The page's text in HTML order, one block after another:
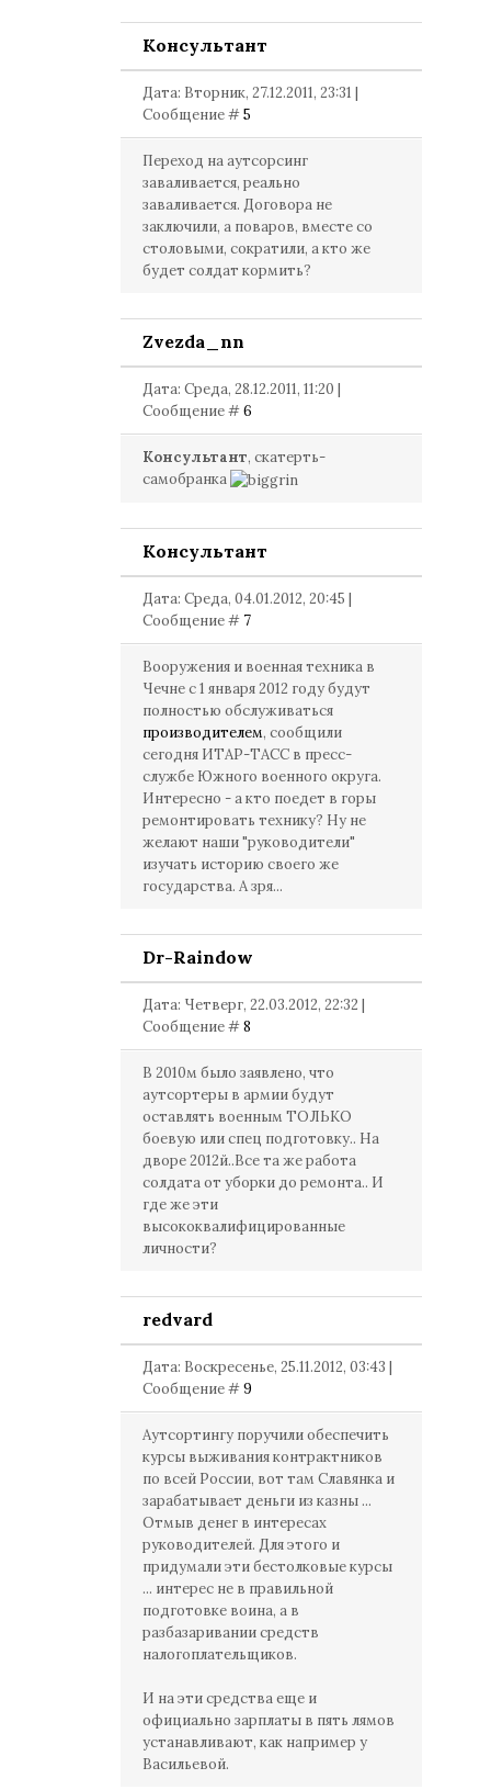
Консультант
Дата: Вторник, 27.12.2011, 23:31 |
Сообщение #5
Переход на аутсорсинг
заваливается, реально
заваливается. Договора не
заключили, а поваров, вместе со
столовыми, сократили, а кто же
будет солдат кормить?
Zvezda_nn
Дата: Среда, 28.12.2011, 11:20 |
Сообщение #6
Консультант, скатерть-
самобранка
Консультант
Дата: Среда, 04.01.2012, 20:45 |
Сообщение # 7
Вооружения и военная техника в
Чечне с 1 января 2012 году будут
полностью обслуживаться
производителем, сообщили
сегодня ИТАР-ТАСС в пресс-
службе Южного военного округа.
Интересно - а кто поедет в горы
ремонтировать технику? Ну не
желают наши "руководители"
изучать историю своего же
государства. А зря...
Dr-Raindow
Дата: Четверг, 22.03.2012, 22:32 |
Сообщение #8
В 2010м было заявлено, что
аутсортеры в армии будут
оставлять военным ТОЛЬКО
боевую или спец подготовку.. На
дворе 2012й..Все та же работа
солдата от уборки до ремонта.. И
где же эти
высококвалифицированные
личности?
redvard
Дата: Воскресенье, 25.11.2012, 03:43 |
Сообщение #9
Аутсортингу поручили обеспечить
курсы выживания контрактников
по всей России, вот там Славянка и
зарабатывает деньги из казны ...
Отмыв денег в интересах
руководителей. Для этого и
придумали эти бестолковые курсы
... интерес не в правильной
подготовке воина, а в
разбазаривании средств
налогоплательщиков.
И на эти средства еще и
официально зарплаты в пять лямов
устанавливают, как например у
Васильевой.